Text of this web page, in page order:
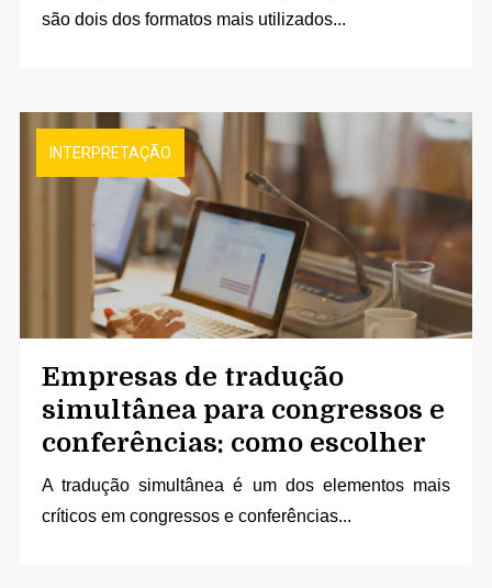
são dois dos formatos mais utilizados...
INTERPRETAÇÃO
Empresas de tradução
simultânea para congressos e
conferências: como escolher
Atradução simultânea é um dos elementos mais
críticos em congressos e conferências...